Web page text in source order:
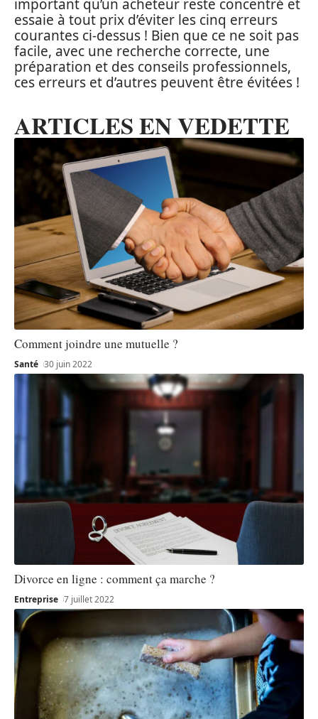
important qu’un acheteur reste concentré et
essaie à tout prix d’éviter les cinq erreurs
courantes ci-dessus ! Bien que ce ne soit pas
facile, avec une recherche correcte, une
préparation et des conseils professionnels,
ces erreurs et d’autres peuvent être évitées !
ARTICLES EN VEDETTE
Comment joindre une mutuelle ?
Santé 30 juin 2022
Divorce en ligne : comment ça marche ?
Entreprise 7 juillet 2022